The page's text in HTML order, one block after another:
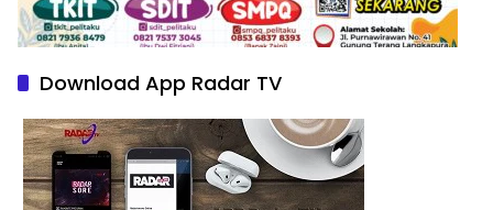
Download App Radar TV